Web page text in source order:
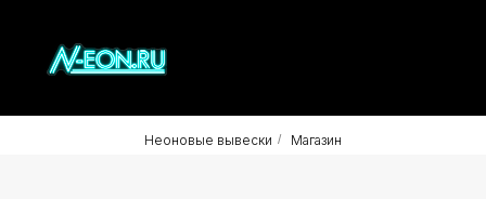
Неоновые вывески / Магазин